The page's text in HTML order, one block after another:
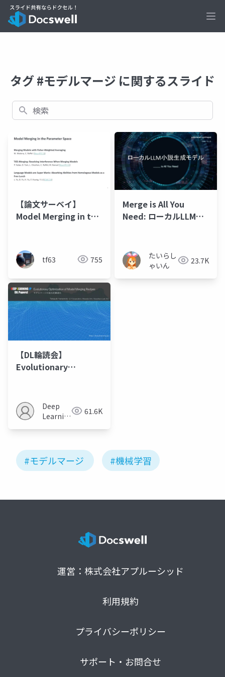
タグ #モデルマージ に関するスライド
検索
【論文サーベイ】
Model Merging in the
tf63 755
Merge is All You
Need: ローカルLLM小
たいらし
ゃいん
23.7K
【DL輪読会】
Evolutionary
Recipes モデルマージ
の進化的最適化
Deep
Learning
61.6K
#モデルマージ #機械学習
運営：株式会社アプルーシッド
利用規約
プライバシーポリシー
サポート・お問合せ